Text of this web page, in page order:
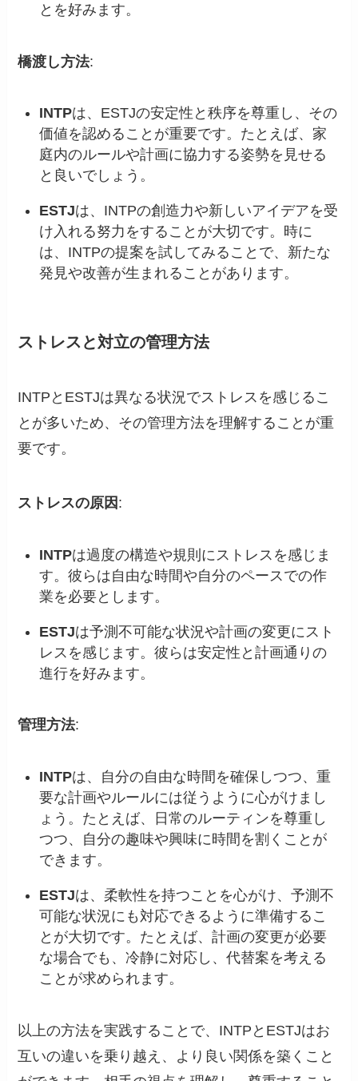
とを好みます。
橋渡し方法:
INTPは、ESTJの安定性と秩序を尊重し、その
価値を認めることが重要です。たとえば、家
庭内のルールや計画に協力する姿勢を見せる
と良いでしょう。
ESTJは、INTPの創造力や新しいアイデアを受
け入れる努力をすることが大切です。時に
は、INTPの提案を試してみることで、新たな
発見や改善が生まれることがあります。
ストレスと対立の管理方法
INTPとESTJは異なる状況でストレスを感じるこ
とが多いため、その管理方法を理解することが重
要です。
ストレスの原因 :
INTPは過度の構造や規則にストレスを感じま
す。彼らは自由な時間や自分のペースでの作
業を必要とします。
ESTJは予測不可能な状況や計画の変更にスト
レスを感じます。彼らは安定性と計画通りの
進行を好みます。
管理方法:
INTPは、自分の自由な時間を確保しつつ、重
要な計画やルールには従うように心がけまし
ょう。たとえば、日常のルーティンを尊重し
つつ、自分の趣味や興味に時間を割くことが
できます。
ESTJは、柔軟性を持つことを心がけ、予測不
可能な状況にも対応できるように準備するこ
とが大切です。たとえば、計画の変更が必要
な場合でも、冷静に対応し、代替案を考える
ことが求められます。
以上の方法を実践することで、INTPとESTJはお
互いの違いを乗り越え、より良い関係を築くこと